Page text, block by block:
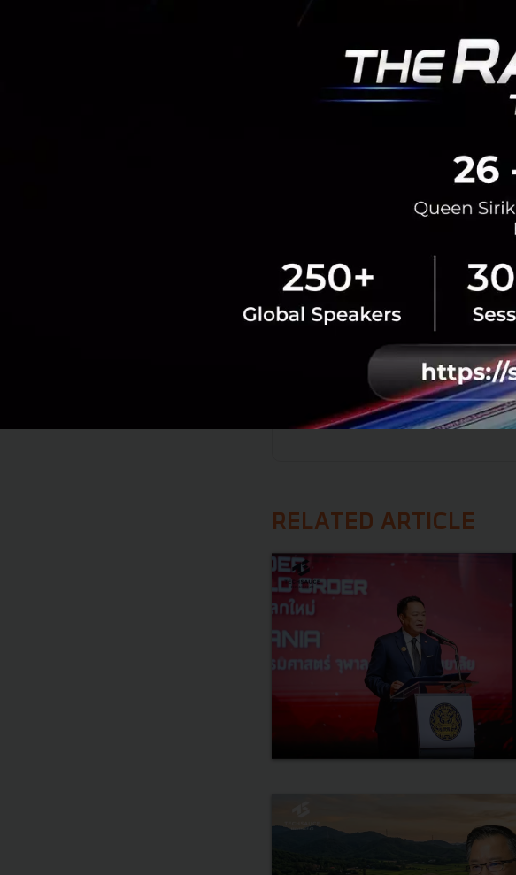
ตอนนี้จีนได้ทำการบล็อกแอปพลิเคชั
ปลอดภัยต่อความมั่นคงของชาติ ส่งผ
หลุดไปอยู่ในมือของรัฐบาลจีนได้อย่า
ท้ายที่สุดแล้ว ผลที่ออกมาก็เป็นไปตา
อ้างอิง:SIO
china clubhouse data-privacy
RELATED ARTICLE